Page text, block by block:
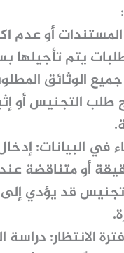
أو عدم
يتم تأجيلها
الوثائق
طلب التجنيسأو
في البيانات:
أو متناقضة
قد يؤدي
الانتظار: دراسة